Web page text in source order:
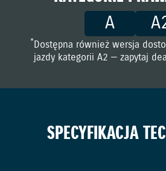
A
*Dostępna również wersja
jazdy kategorii A2 — zapytaj
SPECYFIKACJA